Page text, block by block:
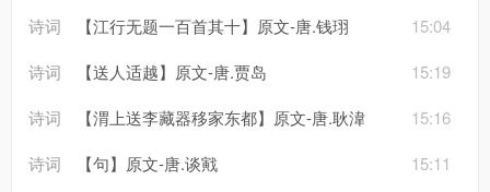
15:04
诗词
【江行无题一百首其十】原文-唐.钱珝
15:19
诗词
【送人适越】原文-唐.贾岛
15:16
诗词
【渭上送李藏器移家东都】原文-唐.耿湋
15:11
诗词 【句】原文-唐.谈戭